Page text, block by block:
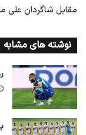
مقابل شاگردان علی
نوشته های مشابه